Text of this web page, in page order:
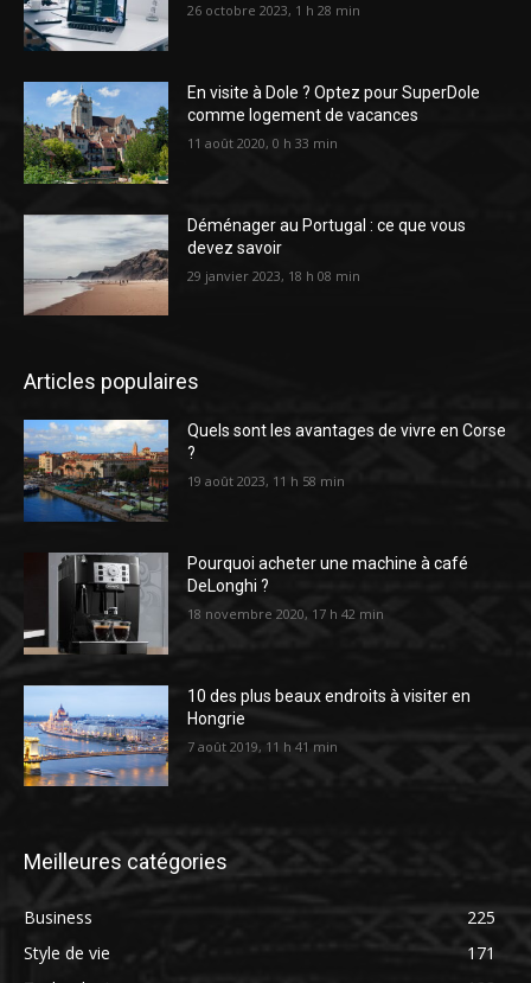
26 octobre 2023, 1 h 28 min
En visite à Dole ? Optez pour SuperDole
comme logement de vacances
11 août 2020, 0 h 33 min
Déménager au Portugal : ce que vous
devez savoir
29 janvier 2023, 18 h 08 min
Articles populaires
Quels sont les avantages de vivre en Corse
?
19 août 2023, 11 h 58 min
Pourquoi acheter une machine à café
DeLonghi ?
18 novembre 2020, 17 h 42 min
10 des plus beaux endroits à visiter en
Hongrie
7 août 2019, 11 h 41 min
Meilleures catégories
Business
225
Style de vie
171